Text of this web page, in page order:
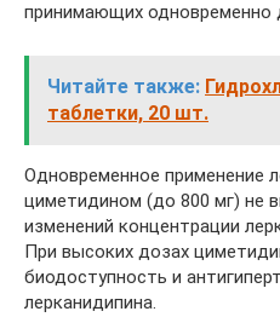
принимающих одновременно
Читайте также:
таблетки, 20 шт.
Одновременное применение
циметидином (до 800 мг) не
изменений концентрации
При высоких дозах
биодоступность и
лерканидипина.